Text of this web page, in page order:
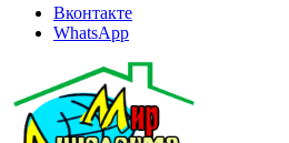
Вконтакте
WhatsApp